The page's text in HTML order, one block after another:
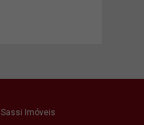
Sassi Imóveis